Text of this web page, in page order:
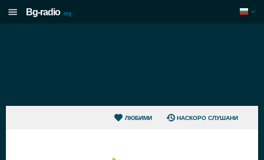
Bg-radio .org
ЛЮБИМИ НАСКОРО СЛУШАНИ